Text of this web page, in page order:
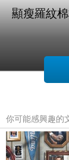
顯瘦羅紋
你可能感興趣的